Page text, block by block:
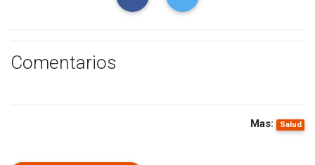
Comentarios
Mas: Salud